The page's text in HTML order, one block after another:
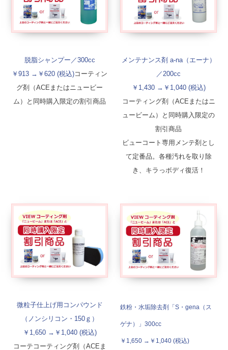
脱脂シャンプー／300cc
￥913 →￥620 (税込)コーティン
グ剤（ACEまたはニュービー
ム）と同時購入限定の割引商品
メンテナンス剤 a-na（エーナ）
／200cc
￥1,430 →￥1,040 (税込)
コーティング剤（ACEまたはニ
ュービーム）と同時購入限定の
割引商品
ビューコート専用メンテ剤とし
て定番品。各種汚れを取り除
き、キラっボディ復活！
微粒子仕上げ用コンパウンド
（ノンシリコン・150ｇ）
￥1,650 →￥1,040 (税込)
コーテコーティング剤（ACEま
鉄粉・水垢除去剤「S・gena（ス
ゲナ）」300cc
￥1,650 →￥1,040 (税込)